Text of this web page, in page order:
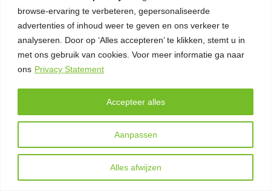
browse-ervaring te verbeteren, gepersonaliseerde
advertenties of inhoud weer te geven en ons verkeer te
analyseren. Door op ‘Alles accepteren’ te klikken, stemt u in
met ons gebruik van cookies. Voor meer informatie ga naar
ons Privacy Statement
Aanpassen
Alles afwijzen
Accepteer alles